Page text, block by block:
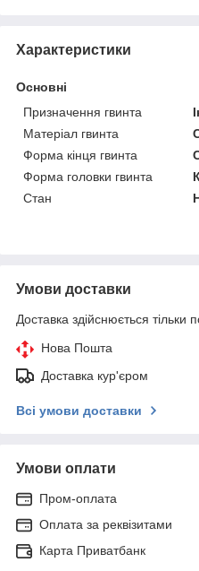
Характеристики
Основні
Призначення гвинта
Матеріал гвинта
Форма кінця гвинта
Форма головки гвинта
Стан
Умови доставки
Доставка здійснюється тільки
Нова Пошта
Доставка кур'єром
Всі умови доставки
Умови оплати
Пром-оплата
Оплата за реквізитами
Карта Приватбанк